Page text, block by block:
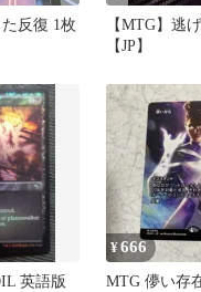
反復 1枚
【MTG】逃
【JP】
英語版
¥666
MTG 儚い存